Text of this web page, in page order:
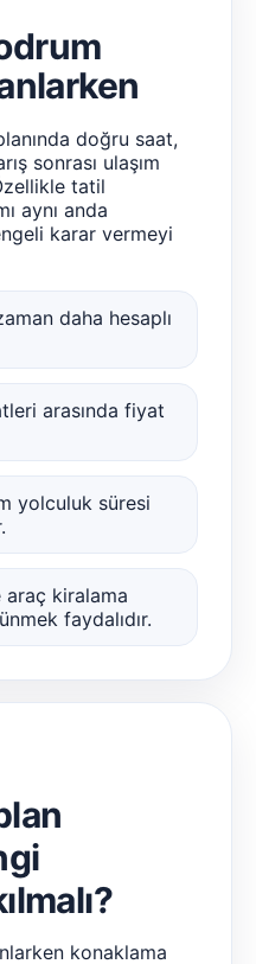
doğru saat,
sonrası ulaşım
tatil
aynı anda
karar vermeyi
daha hesaplı
arasında fiyat
yolculuk süresi
araç kiralama
faydalıdır.
konaklama